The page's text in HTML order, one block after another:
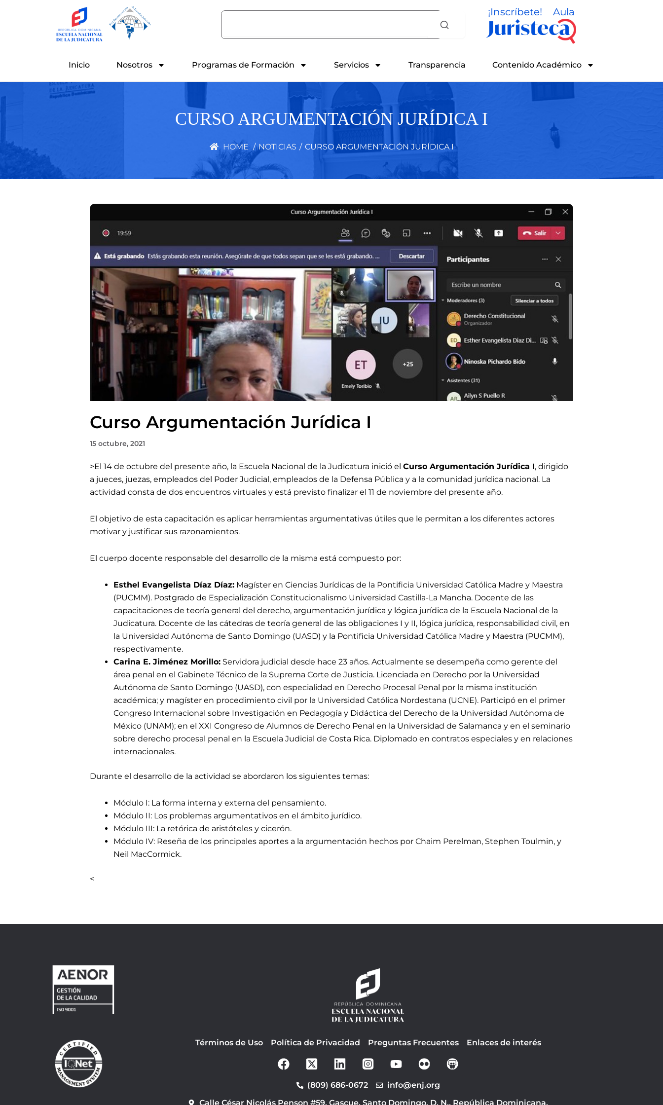
Search ¡Inscríbete! Aula
Inicio Nosotros Programas de Formación Servicios Transparencia Contenido Académico
CURSO ARGUMENTACIÓN JURÍDICA I
HOME / NOTICIAS / CURSO ARGUMENTACIÓN JURÍDICA I
Curso Argumentación Jurídica I
15 octubre, 2021
>El 14 de octubre del presente año, la Escuela Nacional de la Judicatura inició el Curso Argumentación Jurídica I, dirigido
a jueces, juezas, empleados del Poder Judicial, empleados de la Defensa Pública y a la comunidad jurídica nacional . La
actividad consta de dos encuentros virtuales y está previsto finalizar el 11 de noviembre del presente año.
El objetivo de esta capacitación es aplicar herramientas argumentativas útiles que le permitan a los diferentes actores
motivar y justificar sus razonamientos.
El cuerpo docente responsable del desarrollo de la misma está compuesto por:
Esthel Evangelista Díaz Díaz: Magíster en Ciencias Jurídicas de la Pontificia Universidad Católica Madre y Maestra
(PUCMM). Postgrado de Especialización Constitucionalismo Universidad Castilla-La Mancha. Docente de las
capacitaciones de teoría general del derecho, argumentación jurídica y lógica jurídica de la Escuela Nacional de la
Judicatura. Docente de las cátedras de teoría general de las obligaciones I y II, lógica jurídica, responsabilidad civil, en
la Universidad Autónoma de Santo Domingo (UASD) y la Pontificia Universidad Católica Madre y Maestra (PUCMM),
respectivamente.
Carina E. Jiménez Morillo: Servidora judicial desde hace 23 años. Actualmente se desempeña como gerente del
área penal en el Gabinete Técnico de la Suprema Corte de Justicia. Licenciada en Derecho por la Universidad
Autónoma de Santo Domingo (UASD), con especialidad en Derecho Procesal Penal por la misma institución
académica; y magíster en procedimiento civil por la Universidad Católica Nordestana (UCNE). Participó en el primer
Congreso Internacional sobre Investigación en Pedagogía y Didáctica del Derecho de la Universidad Autónoma de
México (UNAM); en el XXI Congreso de Alumnos de Derecho Penal en la Universidad de Salamanca y en el seminario
sobre derecho procesal penal en la Escuela Judicial de Costa Rica. Diplomado en contratos especiales y en relaciones
internacionales.
Durante el desarrollo de la actividad se abordaron los siguientes temas:
Módulo I: La forma interna y externa del pensamiento.
Módulo II: Los problemas argumentativos en el ámbito jurídico.
Módulo III: La retórica de aristóteles y cicerón.
Módulo IV: Reseña de los principales aportes a la argumentación hechos por Chaim Perelman, Stephen Toulmin, y
Neil MacCormick.
<
Términos de Uso Política de Privacidad Preguntas Frecuentes Enlaces de interés
F
a
o
u
t
(809) 686-0672
info@enj.org
Calle César Nicolás Penson #59, Gascue, Santo Domingo, D. N., República Dominicana.